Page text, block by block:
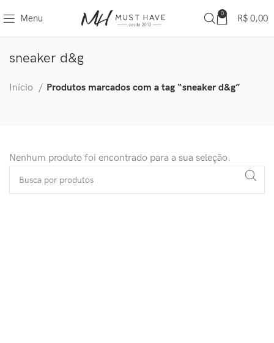
Menu 0 R$ 0,00
sneaker d&g
Início Produtos marcados com a tag “sneaker d&g”
Nenhum produto foi encontrado para a sua seleção.